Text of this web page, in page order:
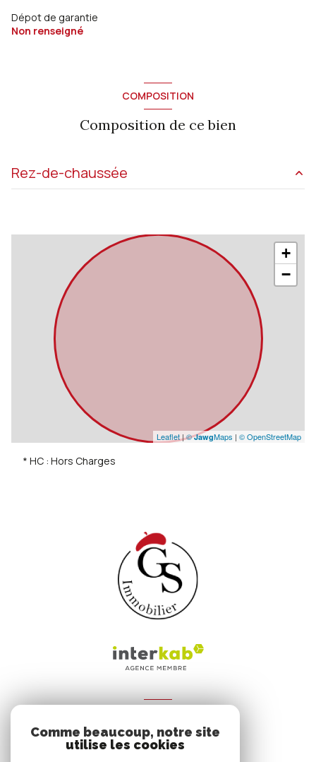
Dépot de garantie
Non renseigné
COMPOSITION
Composition de ce bien
Rez-de-chaussée
salle
57.5 m²
cabine d'essayage
2 m²
cabine d'essayage
2 m²
+
−
Leaflet|©JawgMaps | © OpenStreetMap
* HC : Hors Charges
Nous adhérons
Comme beaucoup, notre site
utilise les cookies